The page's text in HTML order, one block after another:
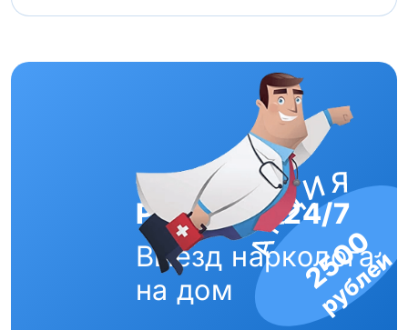
2500
рублей
Работаем 24/7
Выезд нарколога
на дом